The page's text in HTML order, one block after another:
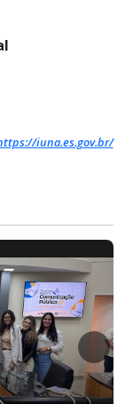
iuna.es.gov.br/